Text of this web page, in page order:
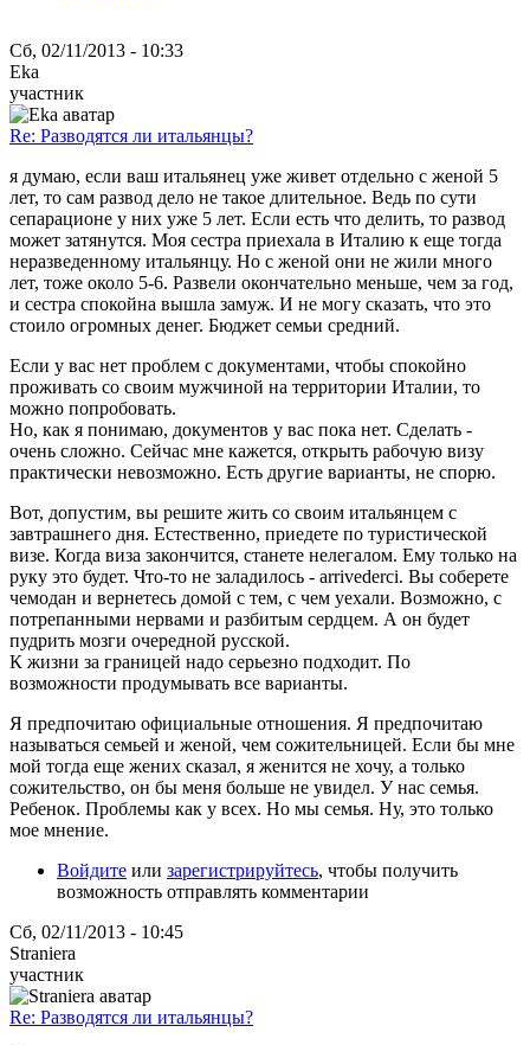
Сб, 02/11/2013 - 10:33
Eka
участник
Re: Разводятся ли итальянцы?
я думаю, если ваш итальянец уже живет отдельно с женой 5
лет, то сам развод дело не такое длительное. Ведь по сути
сепарационе у них уже 5 лет. Если есть что делить, то развод
может затянутся. Моя сестра приехала в Италию к еще тогда
неразведенному итальянцу. Но с женой они не жили много
лет, тоже около 5-6. Развели окончательно меньше, чем за год,
и сестра спокойна вышла замуж. И не могу сказать, что это
стоило огромных денег. Бюджет семьи средний.
Если у вас нет проблем с документами, чтобы спокойно
проживать со своим мужчиной на территории Италии, то
можно попробовать.
Но, как я понимаю, документов у вас пока нет. Сделать -
очень сложно. Сейчас мне кажется, открыть рабочую визу
практически невозможно. Есть другие варианты, не спорю.
Вот, допустим, вы решите жить со своим итальянцем с
завтрашнего дня. Естественно, приедете по туристической
визе. Когда виза закончится, станете нелегалом. Ему только на
руку это будет. Что-то не заладилось - arrivederci. Вы соберете
чемодан и вернетесь домой с тем, с чем уехали. Возможно, с
потрепанными нервами и разбитым сердцем. А он будет
пудрить мозги очередной русской.
К жизни за границей надо серьезно подходит. По
возможности продумывать все варианты.
Я предпочитаю официальные отношения. Я предпочитаю
называться семьей и женой, чем сожительницей. Если бы мне
мой тогда еще жених сказал, я женится не хочу, а только
сожительство, он бы меня больше не увидел. У нас семья.
Ребенок. Проблемы как у всех. Но мы семья. Ну, это только
мое мнение.
Войдите или зарегистрируйтесь, чтобы получить
возможность отправлять комментарии
Сб, 02/11/2013 - 10:45
Straniera
участник
Re: Разводятся ли итальянцы?